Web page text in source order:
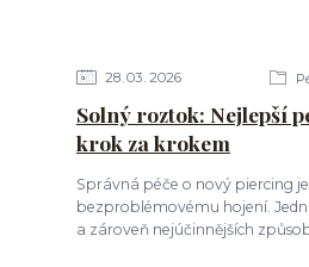
28 03 2026
Solný roztok: Nejlepší
krok za krokem
Správná péče o nový piercing
bezproblémovému hojení.
a zároveň nejúčinnějších